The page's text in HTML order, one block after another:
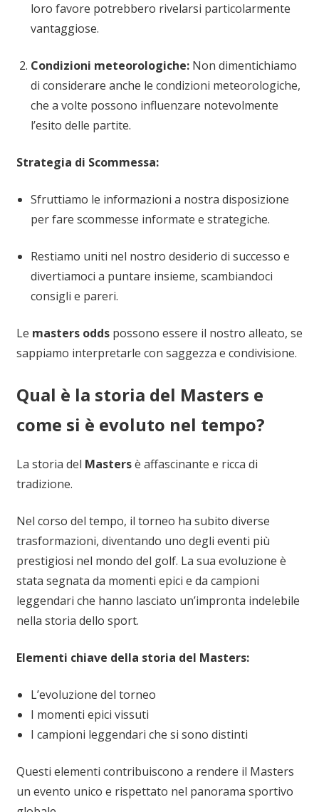
loro favore potrebbero rivelarsi particolarmente
vantaggiose.
Condizioni meteorologiche:Non dimentichiamo
di considerare anche le condizioni meteorologiche,
che a volte possono influenzare notevolmente
l’esito delle partite.
Strategia di Scommessa:
Sfruttiamo le informazioni a nostra disposizione
per fare scommesse informate e strategiche.
Restiamo uniti nel nostro desiderio di successo e
divertiamoci a puntare insieme, scambiandoci
consigli e pareri.
Le masters oddspossono essere il nostro alleato, se
sappiamo interpretarle con saggezza e condivisione.
Qual è la storia del Masters e
come si è evoluto nel tempo?
La storia del Mastersè affascinante e ricca di
tradizione.
Nel corso del tempo, il torneo ha subito diverse
trasformazioni, diventando uno degli eventi più
prestigiosi nel mondo del golf. La sua evoluzione è
stata segnata da momenti epici e da campioni
leggendari che hanno lasciato un’impronta indelebile
nella storia dello sport.
Elementi chiave della storia del Masters:
L’evoluzione del torneo
I momenti epici vissuti
I campioni leggendari che si sono distinti
Questi elementi contribuiscono a rendere il Masters
un evento unico e rispettato nel panorama sportivo